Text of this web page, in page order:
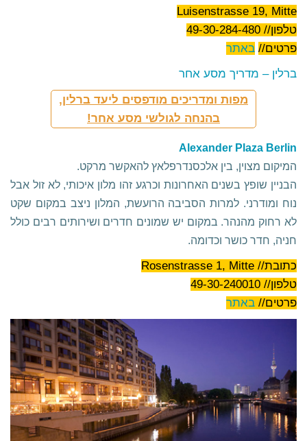
Luisenstrasse 19, Mitte
טלפון// 49-30-284-480
פרטים// באתר
ברלין – מדריך מסע אחר
מפות ומדריכים מודפסים ליעד ברלין,
בהנחה לגולשי מסע אחר!
Alexander Plaza Berlin
המיקום מצוין, בין אלכסנדרפלאץ להאקשר מרקט.
הבניין שופץ בשנים האחרונות וכרגע זהו מלון איכותי, לא זול אבל
נוח ומודרני. למרות הסביבה הרועשת, המלון ניצב במקום שקט
לא רחוק מהנהר. במקום יש שמונים חדרים ושירותים רבים כולל
חניה, חדר כושר וכדומה.
כתובת// Rosenstrasse 1, Mitte
טלפון// 49-30-240010
פרטים// באתר